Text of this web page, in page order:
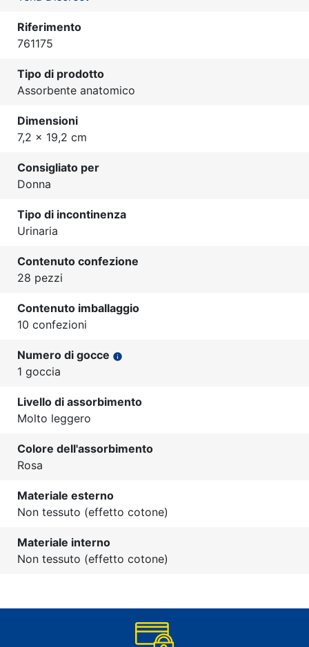
Riferimento
761175
Tipo di prodotto
Assorbente anatomico
Dimensioni
7,2 x 19,2 cm
Consigliato per
Donna
Tipo di incontinenza
Urinaria
Contenuto confezione
28 pezzi
Contenuto imballaggio
10 confezioni
Numero di gocce info
1 goccia
Livello di assorbimento
Molto leggero
Colore dell'assorbimento
Rosa
Materiale esterno
Non tessuto (effetto cotone)
Materiale interno
Non tessuto (effetto cotone)